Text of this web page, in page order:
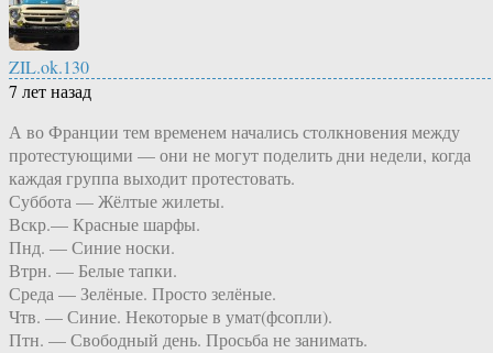
ZIL.ok.130
7 лет назад
А во Франции тем временем начались столкновения между
протестующими — они не могут поделить дни недели, когда
каждая группа выходит протестовать.
Суббота — Жёлтые жилеты.
Вскр.— Красные шарфы.
Пнд. — Синие носки.
Втрн. — Белые тапки.
Среда — Зелёные. Просто зелёные.
Чтв. — Синие. Некоторые в умат(фсопли).
Птн. — Свободный день. Просьба не занимать.